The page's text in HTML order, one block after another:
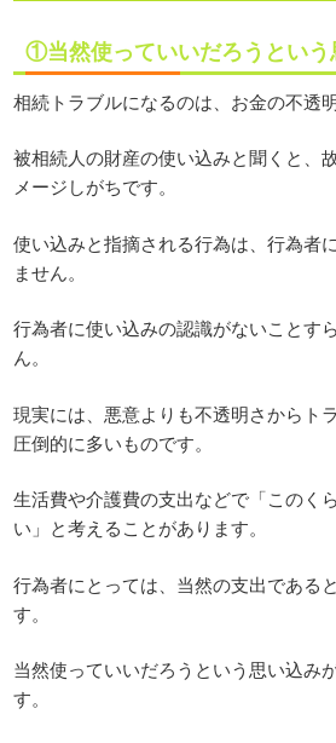
①当然使っていいだろうという
相続トラブルになるのは、お金の不透明
被相続人の財産の使い込みと聞くと、
メージしがちです。
使い込みと指摘される行為は、行為者
ません。
行為者に使い込みの認識がないことす
ん。
現実には、悪意よりも不透明さからト
圧倒的に多いものです。
生活費や介護費の支出などで「このく
い」と考えることがあります。
行為者にとっては、当然の支出である
す。
当然使っていいだろうという思い込み
す。